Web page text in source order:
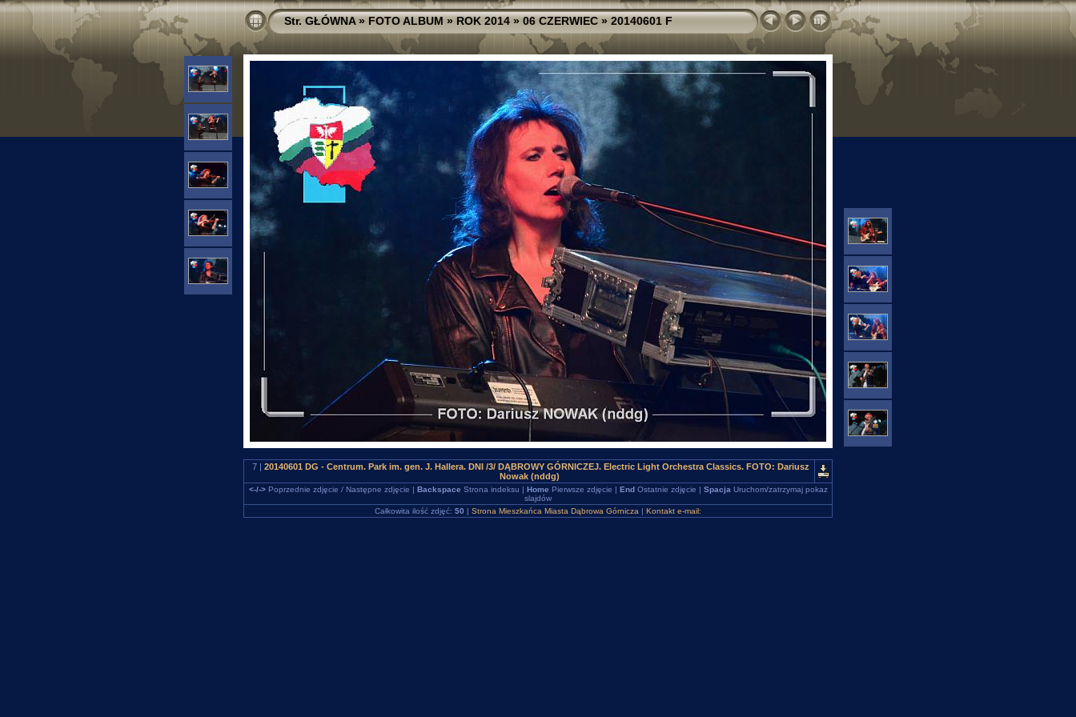
Str. GŁÓWNA»FOTO ALBUM»ROK 2014»06 CZERWIEC»20140601 F
7 | 20140601 DG - Centrum. Park im. gen. J. Hallera. DNI /3/ DĄBROWY GÓRNICZEJ. Electric Light Orchestra Classics. FOTO: Dariusz
Nowak (nddg)
<-/->Poprzednie zdjęcie / Następne zdjęcie | Backspace Strona indeksu | Home Pierwsze zdjęcie | EndOstatnie zdjęcie | Spacja Uruchom/zatrzymaj pokaz
slajdów
Całkowita ilość zdjęć: 50 | Strona Mieszkańca Miasta Dąbrowa Górnicza | Kontakt e-mail: